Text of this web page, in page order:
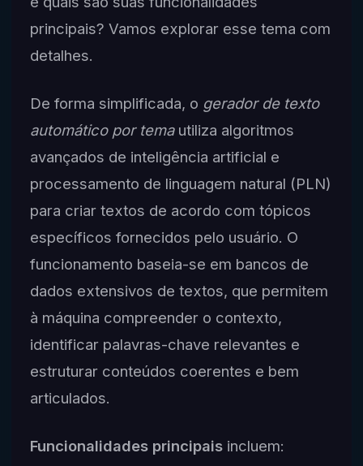
principais? Vamos explorar esse tema com
detalhes.
De forma simplificada, o gerador de texto
automático por temautiliza algoritmos
avançados de inteligência artificial e
processamento de linguagem natural (PLN)
para criar textos de acordo com tópicos
específicos fornecidos pelo usuário. O
funcionamento baseia-se em bancos de
dados extensivos de textos, que permitem
à máquina compreender o contexto,
identificar palavras-chave relevantes e
estruturar conteúdos coerentes e bem
articulados.
Funcionalidades principaisincluem: